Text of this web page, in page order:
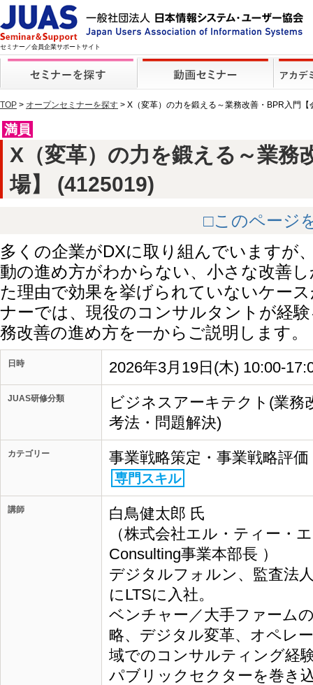
セミナー／会員企業サポートサイト
TOP > オープンセミナーを探す > X（変革）の力を鍛える～業務改善・BPR入門【
満員
X（変革）の力を鍛える～業務
場】 (4125019)
□このページ
多くの企業がDXに取り組んでいますが
動の進め方がわからない、小さな改善
た理由で効果を挙げられていないケー
ナーでは、現役のコンサルタントが経
務改善の進め方を一からご説明します。
日時 2026年3月19日(木) 10:00-
JUAS研修分類
ビジネスアーキテクト(業務
考法・問題解決)
カテゴリー 事業戦略策定・事業戦略
専門スキル
講師
白鳥健太郎 氏
（株式会社エル・ティー
Consulting事業本部長 ）
デジタルフォルン、監査法
にLTSに入社。
ベンチャー／大手ファーム
略、デジタル変革、オペレ
域でのコンサルティング経
パブリックセクターを巻き